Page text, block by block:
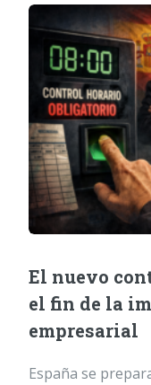
El nuevo
el fin de la
empresarial
España se